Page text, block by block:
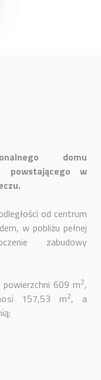
domu
powstającego w
od centrum
w pobliżu pełnej
zabudowy
609 m2,
157,53 m2, a